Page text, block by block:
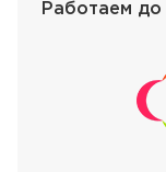
Работаем до